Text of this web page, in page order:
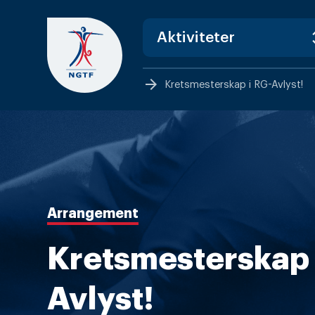
content
arrow_forward Kretsmesterskap i RG-Avlyst!
Arrangement
Kretsmesterskap
Avlyst!